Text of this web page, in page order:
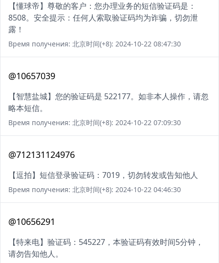
【懂球帝】尊敬的客户：您办理业务的短信验证码是：
8508。安全提示：任何人索取验证码均为诈骗，切勿泄
露！
Время получения: 北京时间(+8): 2024-10-22 08:47:30
@10657039
【智慧盐城】您的验证码是 522177。如非本人操作，请忽
略本短信。
Время получения: 北京时间(+8): 2024-10-22 07:09:30
@712131124976
【逗拍】短信登录验证码：7019，切勿转发或告知他人
Время получения: 北京时间(+8): 2024-10-22 04:46:30
@10656291
【特来电】验证码：545227，本验证码有效时间5分钟，
请勿告知他人。